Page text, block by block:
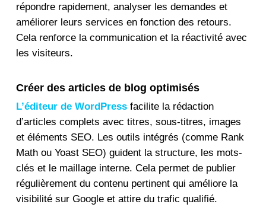
répondre rapidement, analyser les demandes et
améliorer leurs services en fonction des retours.
Cela renforce la communication et la réactivité avec
les visiteurs.
Créer des articles de blog optimisés
L’éditeur de WordPressfacilite la rédaction
d’articles complets avec titres, sous-titres, images
et éléments SEO. Les outils intégrés (comme Rank
Math ou Yoast SEO) guident la structure, les mots-
clés et le maillage interne. Cela permet de publier
régulièrement du contenu pertinent qui améliore la
visibilité sur Google et attire du trafic qualifié.